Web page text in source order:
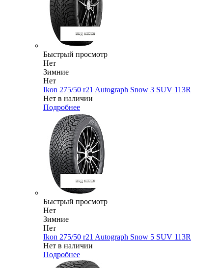
Быстрый просмотр
Нет
Зимние
Нет
Ikon 275/50 r21 Autograph Snow 3 SUV 113R
Нет в наличии
Подробнее
Быстрый просмотр
Нет
Зимние
Нет
Ikon 275/50 r21 Autograph Snow 5 SUV 113R
Нет в наличии
Подробнее